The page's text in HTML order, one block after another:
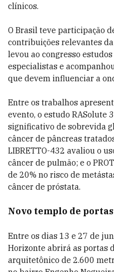
clínicos.
O Brasil teve participação
contribuições relevantes
levou ao congresso
especialistas e
que devem influenciar a
Entre os trabalhos
evento, o estudo RASolute
significativo de sobrevida
câncer de pâncreas
LIBRETTO-432 avaliou o
câncer de pulmão; e o
de 20% no risco de
câncer de próstata.
Novo templo de
Entre os dias 13 e 27 de
Horizonte abrirá as portas
arquitetônico de 2.600